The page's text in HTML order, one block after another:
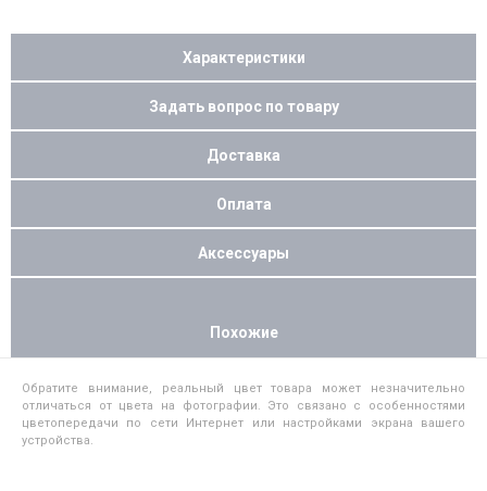
Характеристики
Задать вопрос по товару
Доставка
Оплата
Аксессуары
Похожие
Обратите внимание, реальный цвет товара может незначительно
отличаться от цвета на фотографии. Это связано с особенностями
цветопередачи по сети Интернет или настройками экрана вашего
устройства.